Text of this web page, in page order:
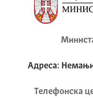
Адреса:
Телeфонска